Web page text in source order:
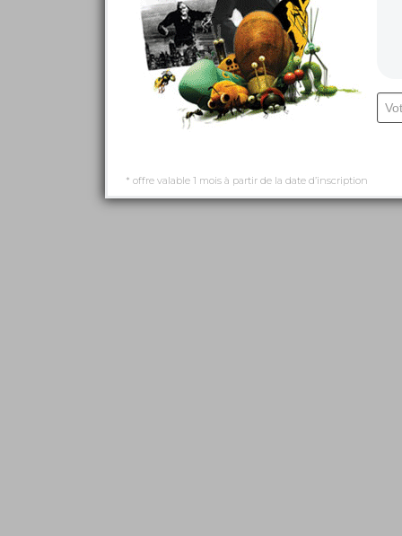
* offre valable 1 mois à partir de la date d’inscription